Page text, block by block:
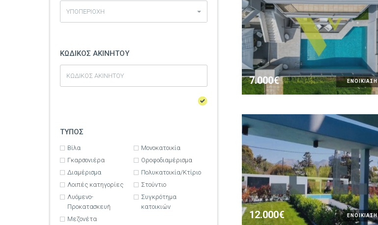
ΥΠΟΠΕΡΙΟΧΗ
ΚΩΔΙΚΟΣ ΑΚΙΝΗΤΟΥ
ΤΥΠΟΣ
Βίλα
Γκαρσονιέρα
Διαμέρισμα
Λοιπές κατηγορίες
Λυόμενο-
Προκατασκευή
Μεζονέτα
Μονοκατοικία
Οροφοδιαμέρισμα
Πολυκατοικία/Κτίριο
Στούντιο
Συγκρότημα
κατοικιών
ΕΝΟΙΚΙΑΣΗ
7.000€
ΕΝΟΙΚΙΑΣΗ
12.000€